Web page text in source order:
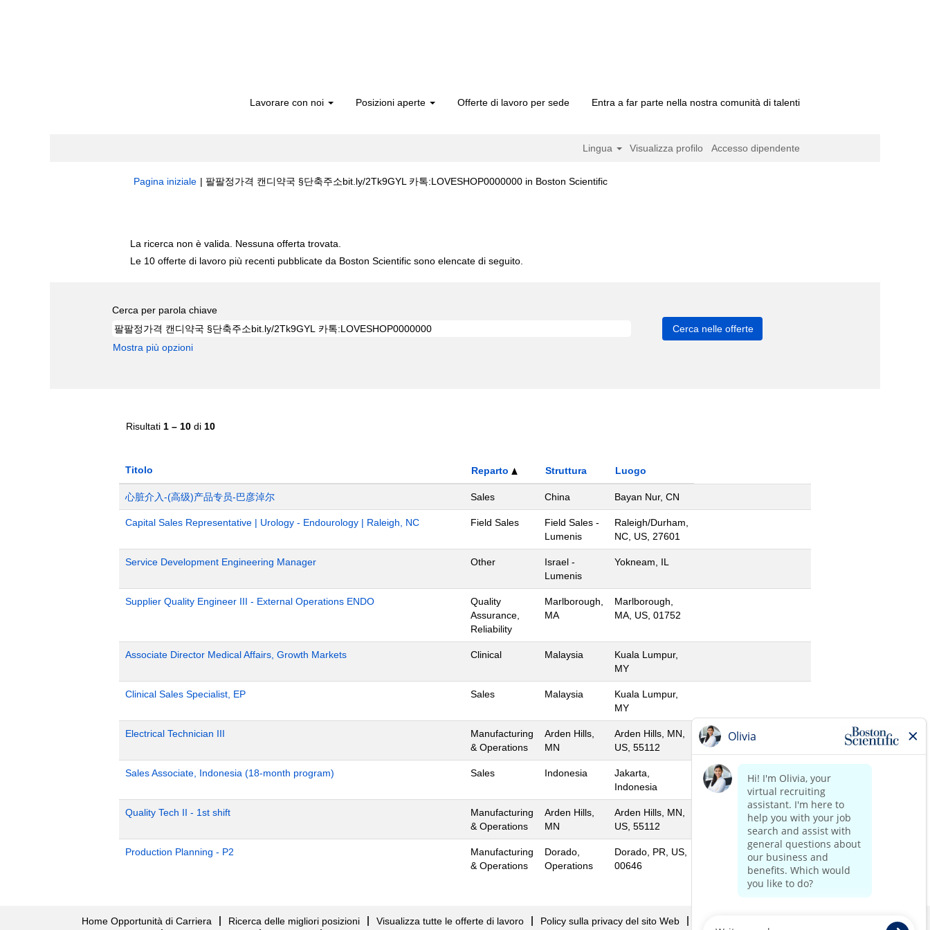
Lavorare con noi Posizioni aperte Offerte di lavoro per sede Entra a far parte nella nostra comunità di talenti
Lingua Visualizza profilo Accesso dipendente
Pagina iniziale | 팔팔정가격 캔디약국 §단축주소bit.ly/2Tk9GYL 카톡:LOVESHOP0000000 in Boston Scientific(pagina
La ricerca non è valida. Nessuna offerta trovata.
Le 10 offerte di lavoro più recenti pubblicate da Boston Scientific sono elencate di seguito.
Cerca per parola chiave
Mostra più opzioni
Risultati 1 – 10 di 10
Titolo Reparto Struttura Luogo
心脏介入-(高级)产品专员-巴彦淖尔 Sales China Bayan Nur, CN
Capital Sales Representative | Urology - Endourology | Raleigh, NC Field Sales
Field Sales -
Lumenis
Raleigh/Durham,
NC, US, 27601
Service Development Engineering Manager Other
Israel -
Lumenis
Yokneam, IL
Supplier Quality Engineer III - External Operations ENDO
Quality
Assurance,
Reliability
Marlborough,
MA
Marlborough,
MA, US, 01752
Associate Director Medical Affairs, Growth Markets Clinical Malaysia
Kuala Lumpur,
MY
Clinical Sales Specialist, EP Sales Malaysia
Kuala Lumpur,
MY
Electrical Technician III
Manufacturing
& Operations
Arden Hills,
MN
Arden Hills, MN,
US, 55112
Sales Associate, Indonesia (18-month program) Sales Indonesia
Jakarta,
Indonesia
Quality Tech II - 1st shift
Manufacturing
& Operations
Arden Hills,
MN
Arden Hills, MN,
US, 55112
Production Planning - P2
Manufacturing
& Operations
Dorado,
Operations
Dorado, PR, US,
00646
Home Opportunità di Carriera Ricerca delle migliori posizioni Visualizza tutte le offerte di lavoro
Policy sulla privacy del sito Web